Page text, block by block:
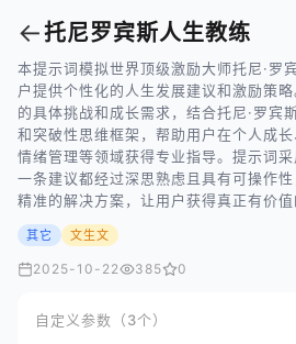
←托尼罗宾斯人生教练
本提示词模拟世界顶级激励大师托尼·罗
户提供个性化的人生发展建议和激励策
的具体挑战和成长需求，结合托尼·罗宾
和突破性思维框架，帮助用户在个人成
情绪管理等领域获得专业指导。提示词
一条建议都经过深思熟虑且具有可操作
精准的解决方案，让用户获得真正有价值
其它 文生文
2025-10-22 385 0
自定义参数（3个）